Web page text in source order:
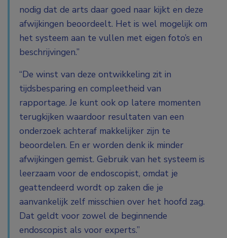
nodig dat de arts daar goed naar kijkt en deze
afwijkingen beoordeelt. Het is wel mogelijk om
het systeem aan te vullen met eigen foto’s en
beschrijvingen.”
“De winst van deze ontwikkeling zit in
tijdsbesparing en compleetheid van
rapportage. Je kunt ook op latere momenten
terugkijken waardoor resultaten van een
onderzoek achteraf makkelijker zijn te
beoordelen. En er worden denk ik minder
afwijkingen gemist. Gebruik van het systeem is
leerzaam voor de endoscopist, omdat je
geattendeerd wordt op zaken die je
aanvankelijk zelf misschien over het hoofd zag.
Dat geldt voor zowel de beginnende
endoscopist als voor experts.”